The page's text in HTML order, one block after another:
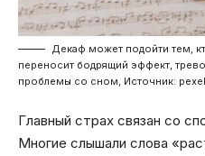
Декаф может подойти тем,
переносит бодрящий эффект,
проблемы со сном, Источник:
Главный страх связан со
Многие слышали слова